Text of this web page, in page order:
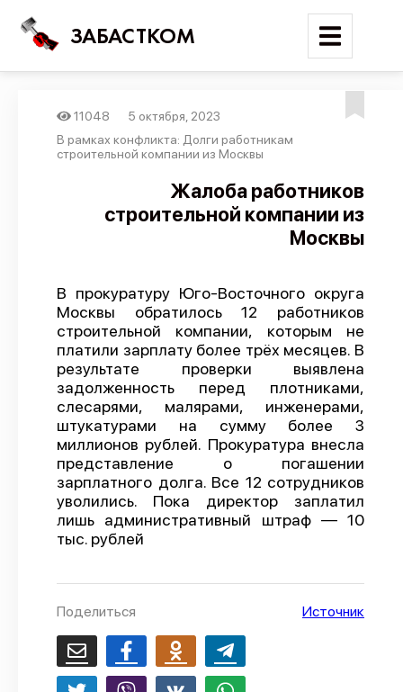
ЗАБАСТКОМ
Войти
Поиск
Новости
Отчеты
Предложить публикацию
Справочник
API
О проекте
Политика конфиденциальности
11048
5 октября, 2023
В рамках конфликта: Долги работникам
строительной компании из Москвы
Жалоба работников
строительной компании из
Москвы
В прокуратуру Юго-Восточного округа
Москвы обратилось 12 работников
строительной компании, которым не
платили зарплату более трёх месяцев. В
результате проверки выявлена
задолженность перед плотниками,
слесарями, малярами, инженерами,
штукатурами на сумму более 3
миллионов рублей. Прокуратура внесла
представление о погашении
зарплатного долга. Все 12 сотрудников
уволились. Пока директор заплатил
лишь административный штраф — 10
тыс. рублей
Поделиться Источник